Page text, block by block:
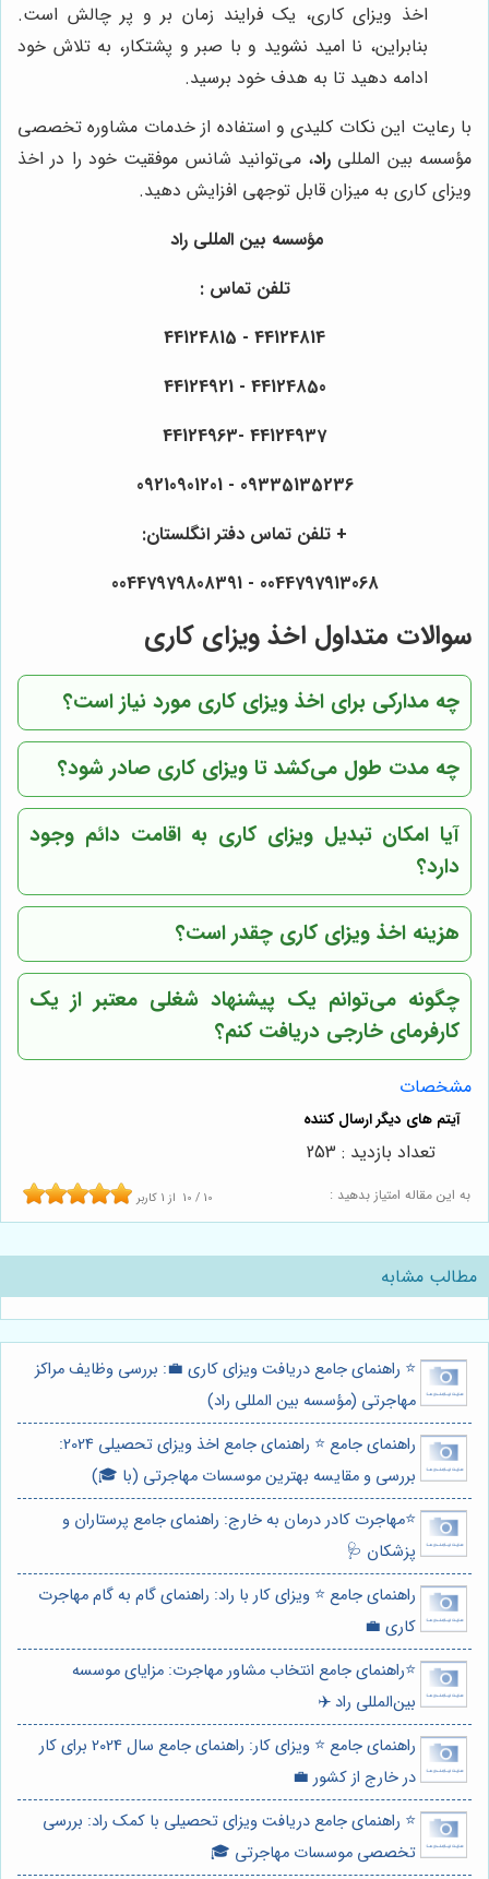
اخذ ویزای کاری، یک فرایند زمان بر و پر چالش است.
بنابراین، نا امید نشوید و با صبر و پشتکار، به تلاش خود
ادامه دهید تا به هدف خود برسید.
با رعایت این نکات کلیدی و استفاده از خدمات مشاوره تخصصی
مؤسسه بین المللی راد، می‌توانید شانس موفقیت خود را در اخذ
ویزای کاری به میزان قابل توجهی افزایش دهید.
مؤسسه بین المللی راد
تلفن تماس :
44124814 - 44124815
44124850 - 44124921
44124937 -44124963
09335135236 - 09210901201
+ تلفن تماس دفتر انگلستان:
0044797913068 - 00447979808391
سوالات متداول اخذ ویزای کاری
چه مدارکی برای اخذ ویزای کاری مورد نیاز است؟
چه مدت طول می‌کشد تا ویزای کاری صادر شود؟
آیا امکان تبدیل ویزای کاری به اقامت دائم وجود
دارد؟
هزینه اخذ ویزای کاری چقدر است؟
چگونه می‌توانم یک پیشنهاد شغلی معتبر از یک
کارفرمای خارجی دریافت کنم؟
مشخصات
به این مقاله امتیاز بدهید : 10 / 10 از 1 کاربر
تعداد بازدید : 253
مطالب مشابه
⭐️ راهنمای جامع دریافت ویزای کاری 💼: بررسی وظایف مراکز
مهاجرتی (مؤسسه بین المللی راد)
راهنمای جامع ⭐️ راهنمای جامع اخذ ویزای تحصیلی 2024:
بررسی و مقایسه بهترین موسسات مهاجرتی (با 🎓)
⭐️مهاجرت کادر درمان به خارج: راهنمای جامع پرستاران و
پزشکان 🩺
راهنمای جامع ⭐️ ویزای کار با راد: راهنمای گام به گام مهاجرت
کاری 💼
⭐️راهنمای جامع انتخاب مشاور مهاجرت: مزایای موسسه
بین‌المللی راد ✈️
راهنمای جامع ⭐️ ویزای کار: راهنمای جامع سال 2024 برای کار
در خارج از کشور 💼
⭐️ راهنمای جامع دریافت ویزای تحصیلی با کمک راد: بررسی
تخصصی موسسات مهاجرتی 🎓